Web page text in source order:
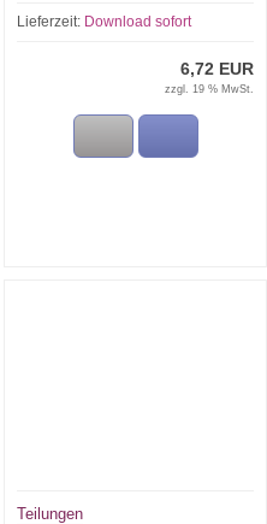
Lieferzeit: Download sofort
6,72 EUR
zzgl. 19 % MwSt.
Teilungen